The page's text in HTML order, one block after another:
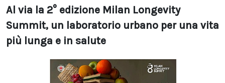
Al via la 2° edizione Milan Longevity
Summit, un laboratorio urbano per una vita
più lunga e in salute